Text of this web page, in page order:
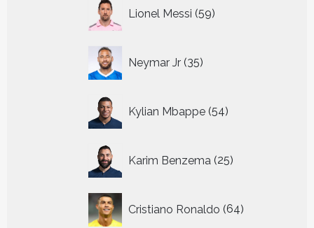
Lionel Messi 59
producten
Neymar Jr 35
producten
Kylian Mbappe 54
producten
Karim Benzema 25
producten
Cristiano Ronaldo 64
producten